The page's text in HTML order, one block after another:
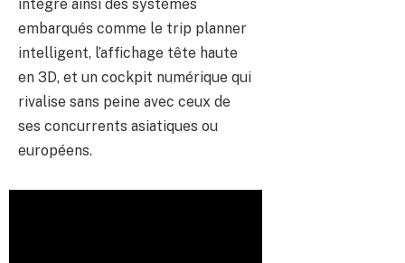
intègre ainsi des systèmes
embarqués comme le trip planner
intelligent, l’affichage tête haute
en 3D, et un cockpit numérique qui
rivalise sans peine avec ceux de
ses concurrents asiatiques ou
européens.